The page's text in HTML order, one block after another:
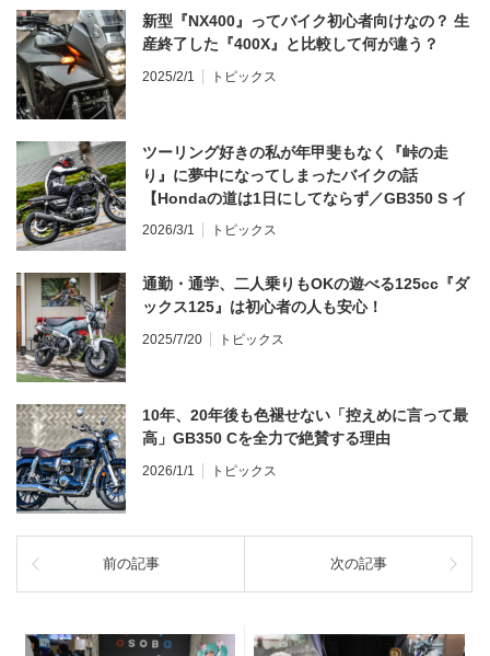
新型『NX400』ってバイク初心者向けなの？ 生
産終了した『400X』と比較して何が違う？
2025/2/1 トピックス
ツーリング好きの私が年甲斐もなく『峠の走
り』に夢中になってしまったバイクの話
【Hondaの道は1日にしてならず／GB350 S イ
ンプレ・レビュー 前編】
2026/3/1 トピックス
通勤・通学、二人乗りもOKの遊べる125cc『ダ
ックス125』は初心者の人も安心！
2025/7/20 トピックス
10年、20年後も色褪せない「控えめに言って最
高」GB350 Cを全力で絶賛する理由
2026/1/1 トピックス
前の記事 次の記事